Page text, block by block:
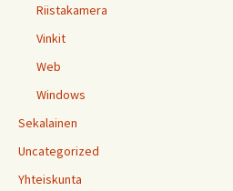
Riistakamera
Vinkit
Web
Windows
Sekalainen
Uncategorized
Yhteiskunta